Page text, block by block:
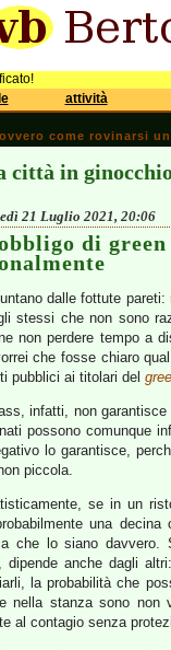
attività
ovvero come rovinarsi
città in
21 Luglio 2021, 20:06
di green
dalle fottute
stessi che non sono
non perdere tempo a
che fosse chiaro
pubblici ai titolari del
infatti, non
possono comunque
lo garantisce,
piccola.
se in un
una
che lo siano davvero.
dipende anche dagli
la probabilità che
nella stanza sono
al contagio senza